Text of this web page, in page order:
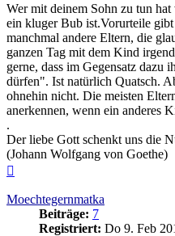
Wer mit deinem Sohn zu tun
ein kluger Bub ist.Vorurteile
manchmal andere Eltern, die
ganzen Tag mit dem Kind
gerne, dass im Gegensatz dazu
dürfen". Ist natürlich Quatsch.
ohnehin nicht. Die meisten
anerkennen, wenn ein anderes
.
Der liebe Gott schenkt uns die
(Johann Wolfgang von Goethe)
Moechtegernmatka
Beiträge: 7
Registriert: Do 9. Feb